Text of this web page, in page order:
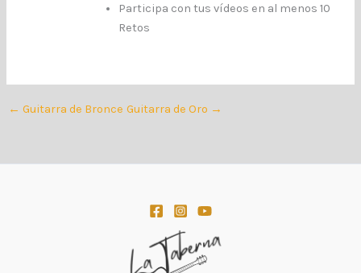
Participa con tus vídeos en al menos 10
Retos
← Guitarra de Bronce Guitarra de Oro →